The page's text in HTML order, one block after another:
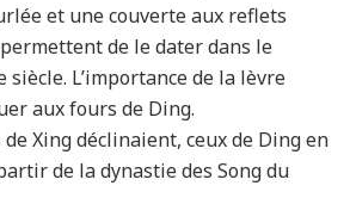
et une couverte aux reflets
de le dater dans le
L’importance de la lèvre
aux fours de Ding.
Xing déclinaient, ceux de Ding en
de la dynastie des Song du